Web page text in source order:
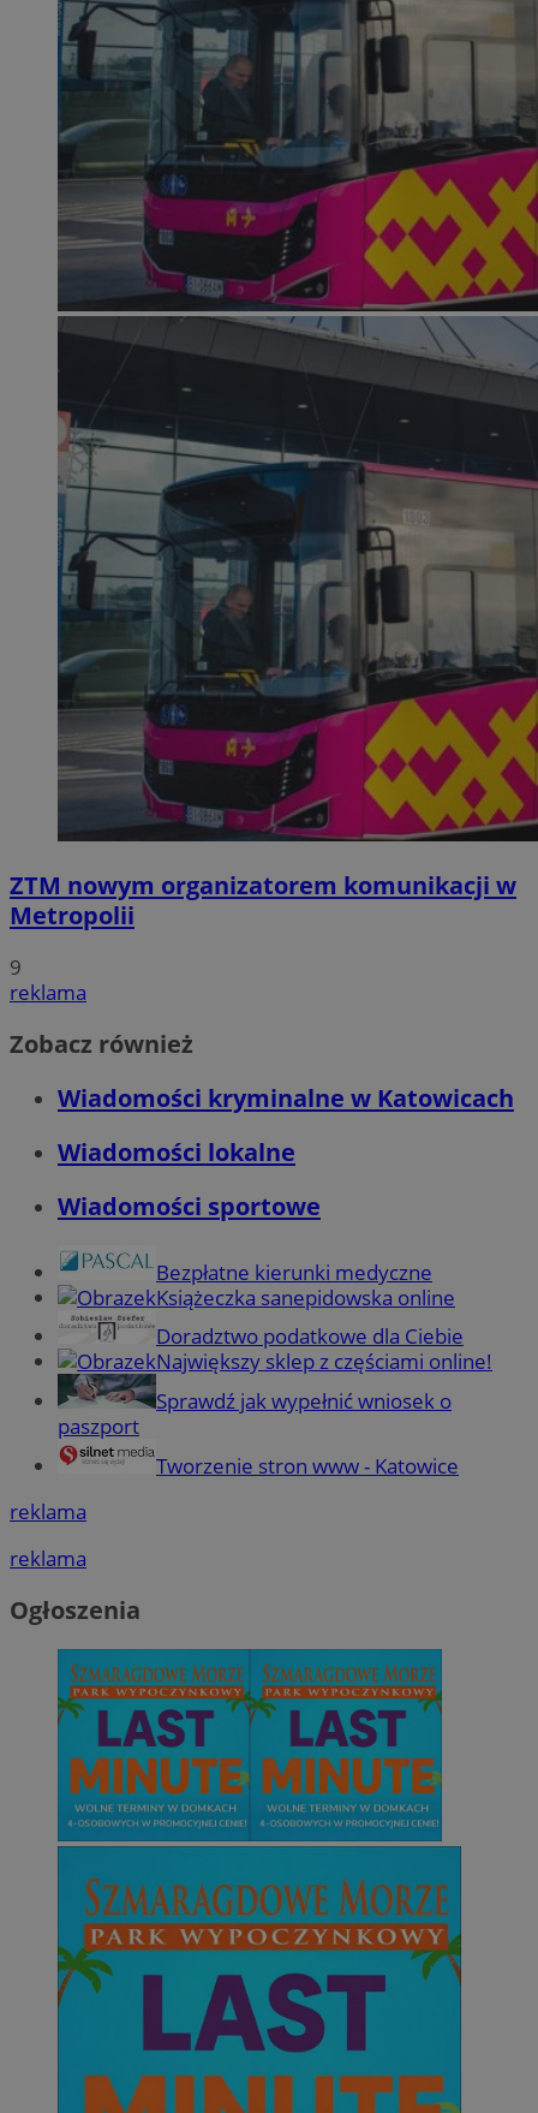
ZTM nowym organizatorem komunikacji w
Metropolii
9
reklama
Zobacz również
Wiadomości kryminalne w Katowicach
Wiadomości lokalne
Wiadomości sportowe
Bezpłatne kierunki medyczne
Książeczka sanepidowska online
Doradztwo podatkowe dla Ciebie
Największy sklep z częściami online!
Sprawdź jak wypełnić wniosek o
paszport
Tworzenie stron www - Katowice
reklama
reklama
Ogłoszenia